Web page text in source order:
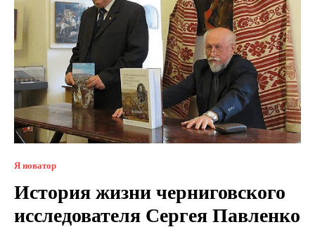
Я новатор
История жизни черниговского
исследователя Сергея Павленко